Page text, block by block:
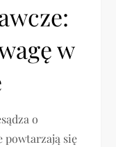
w
o
powtarzają się